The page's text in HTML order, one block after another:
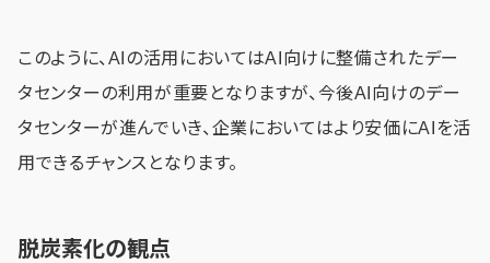
このように、AIの活用においてはAI向けに整備されたデー
タセンターの利用が重要となりますが、今後AI向けのデー
タセンターが進んでいき、企業においてはより安価にAIを活
用できるチャンスとなります。
脱炭素化の観点